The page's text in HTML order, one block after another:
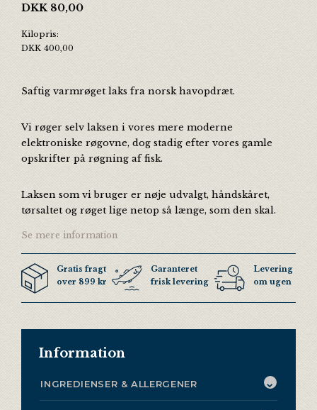
DKK 80,00
Kilopris:
DKK 400,00
Saftig varmrøget laks fra norsk havopdræt.
Vi røger selv laksen i vores mere moderne
elektroniske røgovne, dog stadig efter vores gamle
opskrifter på røgning af fisk.
Laksen som vi bruger er nøje udvalgt, håndskåret,
tørsaltet og røget lige netop så længe, som den skal.
Se mere information
Gratis fragt
over 899 kr
Garanteret
frisk levering
Levering 3
om ugen
Information
INGREDIENSER & ALLERGENER